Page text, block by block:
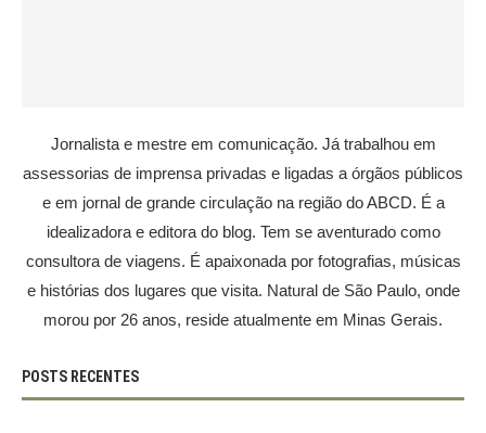
Jornalista e mestre em comunicação. Já trabalhou em
assessorias de imprensa privadas e ligadas a órgãos públicos
e em jornal de grande circulação na região do ABCD. É a
idealizadora e editora do blog. Tem se aventurado como
consultora de viagens. É apaixonada por fotografias, músicas
e histórias dos lugares que visita. Natural de São Paulo, onde
morou por 26 anos, reside atualmente em Minas Gerais.
POSTS RECENTES